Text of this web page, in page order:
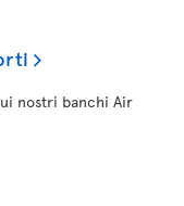
nostri banchi Air